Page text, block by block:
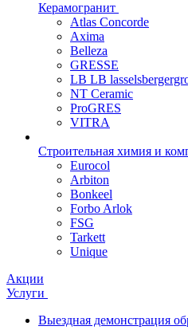
Керамогранит
Atlas Concorde
Axima
Belleza
GRESSE
LB LB
NT Ceramic
ProGRES
VITRA
Строительная химия и
Eurocol
Arbiton
Bonkeel
Forbo Arlok
FSG
Tarkett
Unique
Акции
Услуги
Выездная демонстрация